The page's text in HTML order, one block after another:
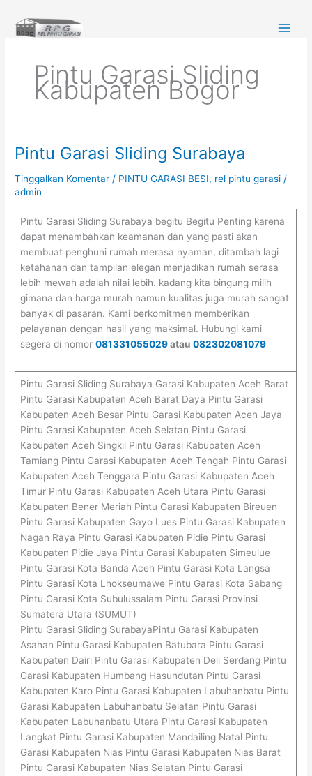
konten
Pintu Garasi Sliding
Kabupaten Bogor
Pintu Garasi Sliding Surabaya
Tinggalkan Komentar / PINTU GARASI BESI, rel pintu garasi /
admin
Pintu Garasi Sliding Surabaya begitu Begitu Penting karena
dapat menambahkan keamanan dan yang pasti akan
membuat penghuni rumah merasa nyaman, ditambah lagi
ketahanan dan tampilan elegan menjadikan rumah serasa
lebih mewah adalah nilai lebih. kadang kita bingung milih
gimana dan harga murah namun kualitas juga murah sangat
banyak di pasaran. Kami berkomitmen memberikan
pelayanan dengan hasil yang maksimal. Hubungi kami
segera di nomor 081331055029atau 082302081079
Pintu Garasi Sliding Surabaya Garasi Kabupaten Aceh Barat
Pintu Garasi Kabupaten Aceh Barat Daya Pintu Garasi
Kabupaten Aceh Besar Pintu Garasi Kabupaten Aceh Jaya
Pintu Garasi Kabupaten Aceh Selatan Pintu Garasi
Kabupaten Aceh Singkil Pintu Garasi Kabupaten Aceh
Tamiang Pintu Garasi Kabupaten Aceh Tengah Pintu Garasi
Kabupaten Aceh Tenggara Pintu Garasi Kabupaten Aceh
Timur Pintu Garasi Kabupaten Aceh Utara Pintu Garasi
Kabupaten Bener Meriah Pintu Garasi Kabupaten Bireuen
Pintu Garasi Kabupaten Gayo Lues Pintu Garasi Kabupaten
Nagan Raya Pintu Garasi Kabupaten Pidie Pintu Garasi
Kabupaten Pidie Jaya Pintu Garasi Kabupaten Simeulue
Pintu Garasi Kota Banda Aceh Pintu Garasi Kota Langsa
Pintu Garasi Kota Lhokseumawe Pintu Garasi Kota Sabang
Pintu Garasi Kota Subulussalam Pintu Garasi Provinsi
Sumatera Utara (SUMUT)
Pintu Garasi Sliding SurabayaPintu Garasi Kabupaten
Asahan Pintu Garasi Kabupaten Batubara Pintu Garasi
Kabupaten Dairi Pintu Garasi Kabupaten Deli Serdang Pintu
Garasi Kabupaten Humbang Hasundutan Pintu Garasi
Kabupaten Karo Pintu Garasi Kabupaten Labuhanbatu Pintu
Garasi Kabupaten Labuhanbatu Selatan Pintu Garasi
Kabupaten Labuhanbatu Utara Pintu Garasi Kabupaten
Langkat Pintu Garasi Kabupaten Mandailing Natal Pintu
Garasi Kabupaten Nias Pintu Garasi Kabupaten Nias Barat
Pintu Garasi Kabupaten Nias Selatan Pintu Garasi
Pintu
Sliding
Surabaya